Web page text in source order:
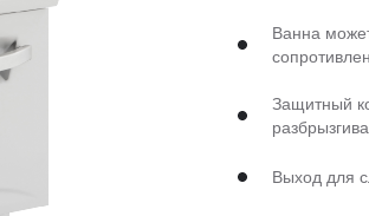
Ванна
Защитный
Выход для